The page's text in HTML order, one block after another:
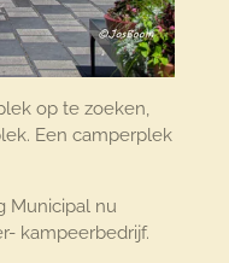
op te zoeken,
Een camperplek
Municipal nu
kampeerbedrijf.